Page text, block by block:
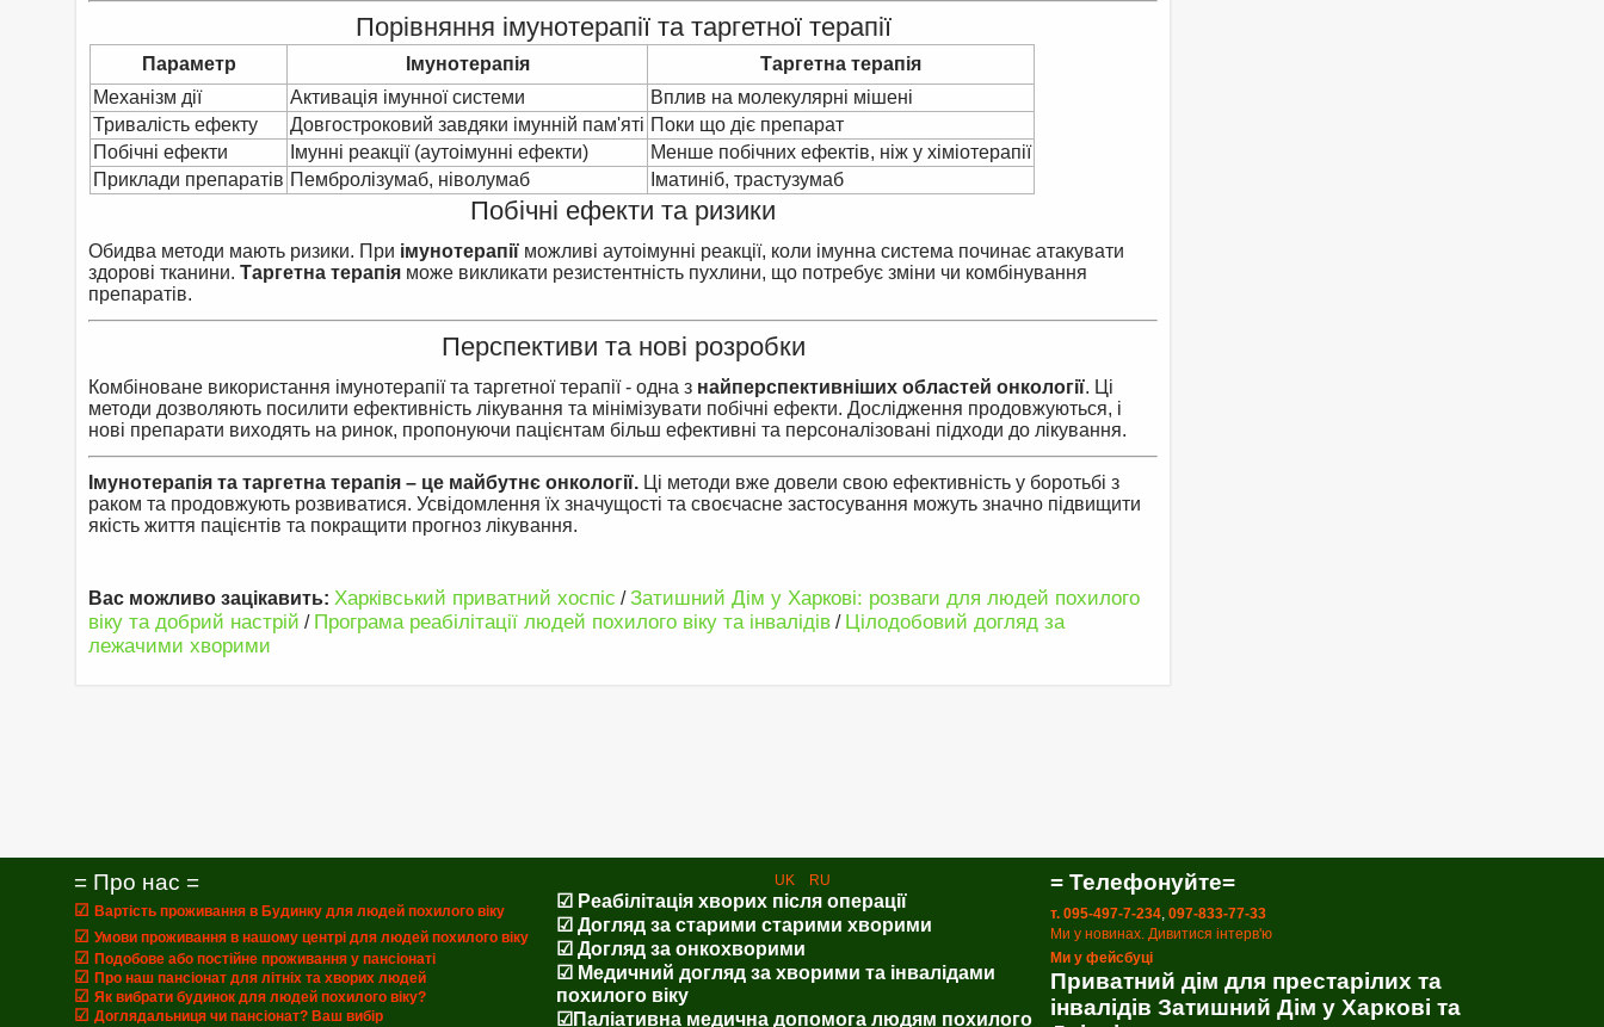
Порівняння імунотерапії та таргетної терапії
Параметр Імунотерапія
Таргетна терапія
Механізм дії
Активація імунної системи
Вплив на молекулярні мішені
Тривалість ефекту
Довгостроковий завдяки імунній пам'яті Поки що діє препарат
Побічні ефекти
Імунні реакції (аутоімунні ефекти)
Менше побічних ефектів, ніж у хіміотерапії
Приклади препаратів Пембролізумаб, ніволумаб Іматиніб, трастузумаб
Побічні ефекти та ризики
Обидва методи мають ризики. При імунотерапії можливі аутоімунні реакції, коли імунна система починає атакувати
здорові тканини. Таргетна терапія може викликати резистентність пухлини, що потребує зміни чи комбінування
препаратів.
Перспективи та нові розробки
Комбіноване використання імунотерапії та таргетної терапії - одна з найперспективніших областей онкології. Ці
методи дозволяють посилити ефективність лікування та мінімізувати побічні ефекти. Дослідження продовжуються, і
нові препарати виходять на ринок, пропонуючи пацієнтам більш ефективні та персоналізовані підходи до лікування.
Імунотерапія та таргетна терапія – це майбутнє онкології. Ці методи вже довели свою ефективність у боротьбі з
раком та продовжують розвиватися. Усвідомлення їх значущості та своєчасне застосування можуть значно підвищити
якість життя пацієнтів та покращити прогноз лікування.
Вас можливо зацікавить: Харківський приватний хоспіс /Затишний Дім у Харкові: розваги для людей похилого
віку та добрий настрій / Програма реабілітації людей похилого віку та інвалідів / Цілодобовий догляд за
лежачими хворими
= Про нас =
☑ Вартість проживання в Будинку для людей похилого віку
☑ Умови проживання в нашому центрі для людей похилого віку
☑ Подобове або постійне проживання у пансіонаті
☑ Про наш пансіонат для літніх та хворих людей
☑ Як вибрати будинок для людей похилого віку?
☑ Доглядальниця чи пансіонат? Ваш вибір
UK RU
☑ Реабілітація хворих після операції
☑ Догляд за старими старими хворими
☑ Догляд за онкохворими
☑ Медичний догляд за хворими та інвалідами
похилого віку
☑Паліативна медична допомога людям похилого
= Телефонуйте=
т. 095-497-7-234, 097-833-77-33
Ми у новинах. Дивитися інтерв'ю
Ми у фейсбуці
Приватний дім для престарілих та
інвалідів Затишний Дім у Харкові та